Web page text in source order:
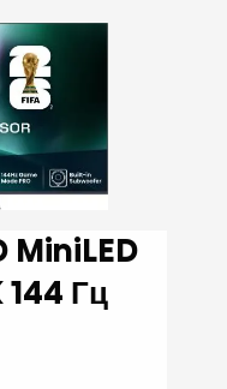
Smart TV 4K 144 Гц